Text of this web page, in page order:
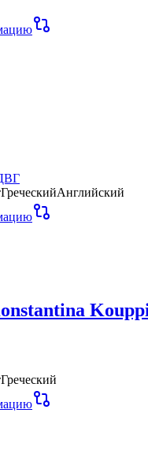
ГреческийАнглийский
Греческий